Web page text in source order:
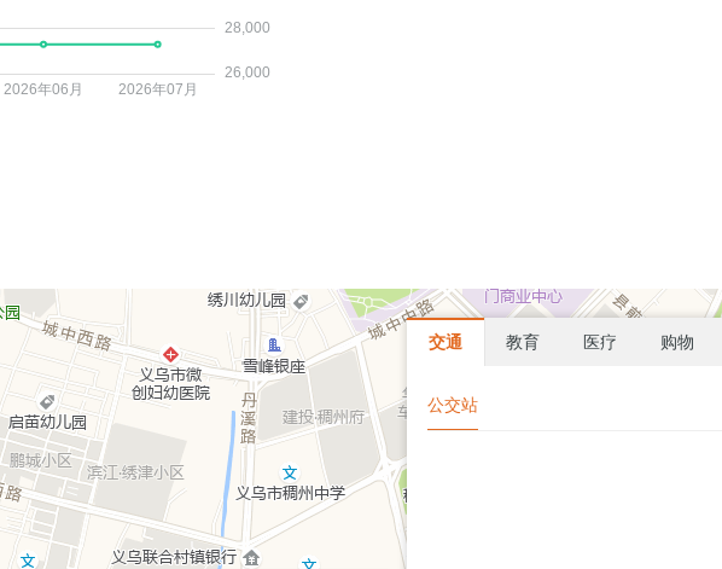
交通 教育 医疗 购物
公交站